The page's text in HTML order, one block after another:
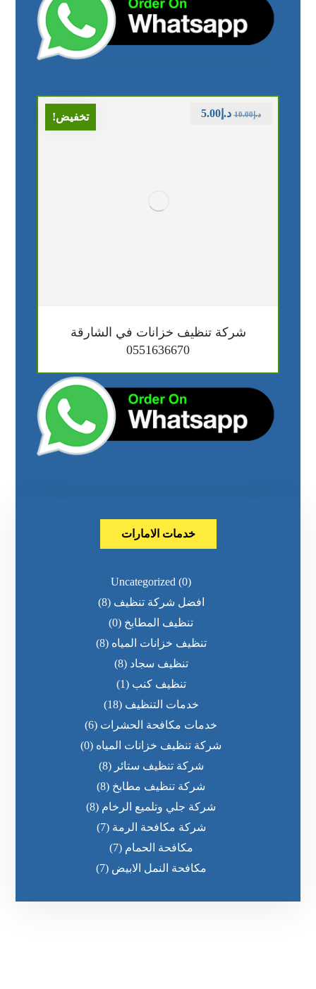
تخفيض!
شركة تنظيف خزانات في الشارقة
0551636670
د.إ10.00 د.إ5.00
خدمات الامارات
Uncategorized (0)
افضل شركة تنظيف (8)
تنظيف المطابخ (0)
تنظيف خزانات المياه (8)
تنظيف سجاد (8)
تنظيف كنب (1)
خدمات التنظيف (18)
خدمات مكافحة الحشرات (6)
شركة تنظيف خزانات المياه (0)
شركة تنظيف ستائر (8)
شركة تنظيف مطابخ (8)
شركة جلي وتلميع الرخام (8)
شركة مكافحة الرمة (7)
مكافحة الحمام (7)
مكافحة النمل الابيض (7)